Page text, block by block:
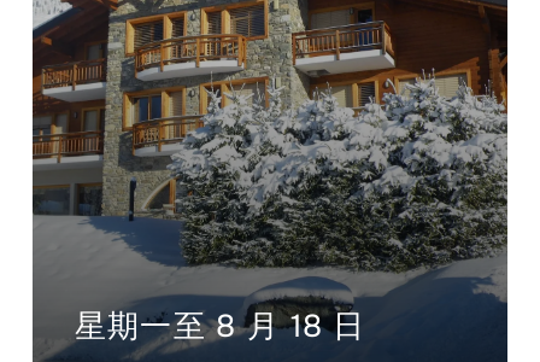
星期一至 8 月 18 日